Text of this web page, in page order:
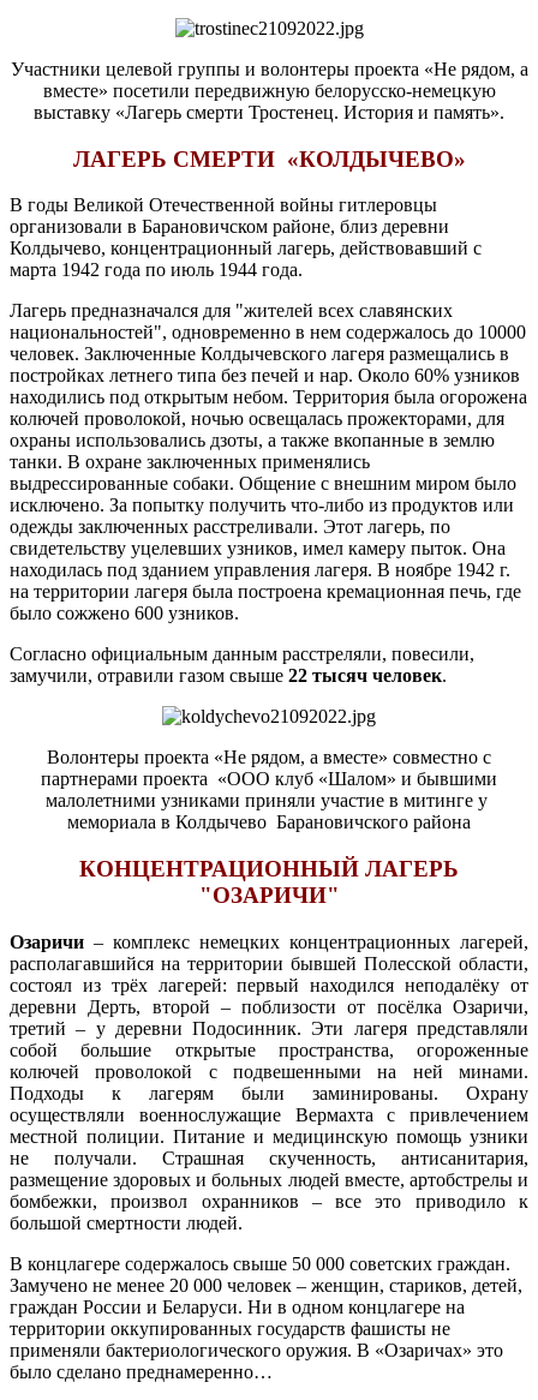
Участники целевой группы и волонтеры проекта «Не рядом, а
вместе» посетили передвижную белорусско-немецкую
выставку «Лагерь смерти Тростенец. История и память».
ЛАГЕРЬ СМЕРТИ «КОЛДЫЧЕВО»
В годы Великой Отечественной войны гитлеровцы
организовали в Барановичском районе, близ деревни
Колдычево, концентрационный лагерь, действовавший с
марта 1942 года по июль 1944 года.
Лагерь предназначался для "жителей всех славянских
национальностей", одновременно в нем содержалось до 10000
человек. Заключенные Колдычевского лагеря размещались в
постройках летнего типа без печей и нар. Около 60% узников
находились под открытым небом. Территория была огорожена
колючей проволокой, ночью освещалась прожекторами, для
охраны использовались дзоты, а также вкопанные в землю
танки. В охране заключенных применялись
выдрессированные собаки. Общение с внешним миром было
исключено. За попытку получить что-либо из продуктов или
одежды заключенных расстреливали. Этот лагерь, по
свидетельству уцелевших узников, имел камеру пыток. Она
находилась под зданием управления лагеря. В ноябре 1942 г.
на территории лагеря была построена кремационная печь, где
было сожжено 600 узников.
Согласно официальным данным расстреляли, повесили,
замучили, отравили газом свыше 22 тысяч человек.
Волонтеры проекта «Не рядом, а вместе» совместно с
партнерами проекта «ООО клуб «Шалом» и бывшими
малолетними узниками приняли участие в митинге у
мемориала в Колдычево Барановичского района
КОНЦЕНТРАЦИОННЫЙ ЛАГЕРЬ
"ОЗАРИЧИ"
Озаричи – комплекс немецких концентрационных лагерей,
располагавшийся на территории бывшей Полесской области,
состоял из трёх лагерей: первый находился неподалёку от
деревни Дерть, второй – поблизости от посёлка Озаричи,
третий – у деревни Подосинник. Эти лагеря представляли
собой большие открытые пространства, огороженные
колючей проволокой с подвешенными на ней минами.
Подходы к лагерям были заминированы. Охрану
осуществляли военнослужащие Вермахта с привлечением
местной полиции. Питание и медицинскую помощь узники
не получали. Страшная скученность, антисанитария,
размещение здоровых и больных людей вместе, артобстрелы и
бомбежки, произвол охранников – все это приводило к
большой смертности людей.
В концлагере содержалось свыше 50 000 советских граждан.
Замучено не менее 20 000 человек – женщин, стариков, детей,
граждан России и Беларуси. Ни в одном концлагере на
территории оккупированных государств фашисты не
применяли бактериологического оружия. В «Озаричах» это
было сделано преднамеренно…